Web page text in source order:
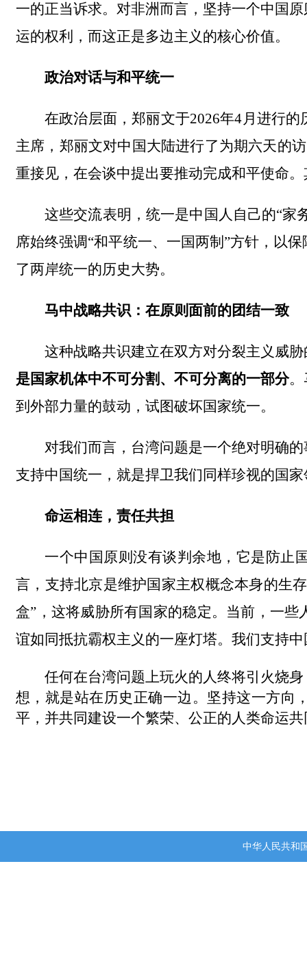
一的正当诉求。对非洲而言，坚持一个中国
运的权利，而这正是多边主义的核心价值。
政治对话与和平统一
在政治层面，郑丽文于2026年4月进行的
主席，郑丽文对中国大陆进行了为期六天的
重接见，在会谈中提出要推动完成和平使命
这些交流表明，统一是中国人自己的“家
席始终强调“和平统一、一国两制”方针，以
了两岸统一的历史大势。
马中战略共识：在原则面前的团结一致
这种战略共识建立在双方对分裂主义威
是国家机体中不可分割、不可分离的一部分。
到外部力量的鼓动，试图破坏国家统一。
对我们而言，台湾问题是一个绝对明确
支持中国统一，就是捍卫我们同样珍视的国
命运相连，责任共担
一个中国原则没有谈判余地，它是防止
言，支持北京是维护国家主权概念本身的生
盒”，这将威胁所有国家的稳定。当前，一
谊如同抵抗霸权主义的一座灯塔。我们支持
任何在台湾问题上玩火的人终将引火烧
想，就是站在历史正确一边。坚持这一方向
平，并共同建设一个繁荣、公正的人类命运
中华人民共和